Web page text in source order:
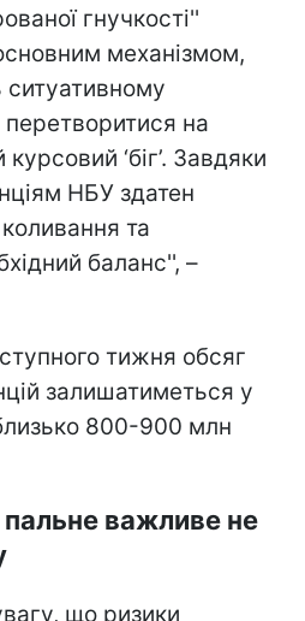
гнучкості''
механізмом,
ситуативному
на
‘біг’. Завдяки
НБУ здатен
та
баланс'', –
тижня обсяг
залишатиметься у
800-900 млн
важливе не
що ризики